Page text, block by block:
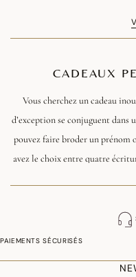
CADEAUX
Vous cherchez un cadeau
d’exception se conjuguent dans
pouvez faire broder un prénom
avez le choix entre quatre
Vous avez juste à rajouter
fiche produit. Une fois votre
PAIEMENTS SÉCURISÉS